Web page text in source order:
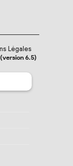
Légales
6.5)